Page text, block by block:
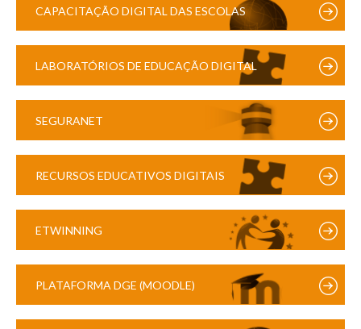
CAPACITAÇÃO DIGITAL DAS ESCOLAS
LABORATÓRIOS DE EDUCAÇÃO DIGITAL
SEGURANET
RECURSOS EDUCATIVOS DIGITAIS
ETWINNING
PLATAFORMA DGE (MOODLE)